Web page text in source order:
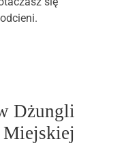
Dżungli
Miejskiej